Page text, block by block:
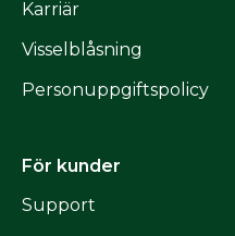
Karriär
Visselblåsning
Personuppgiftspolicy
För kunder
Support